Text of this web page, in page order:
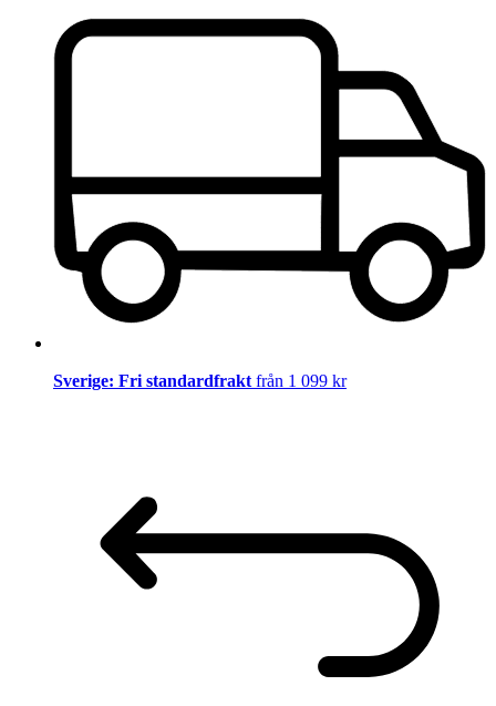
Sverige: Fri standardfrakt från 1 099 kr